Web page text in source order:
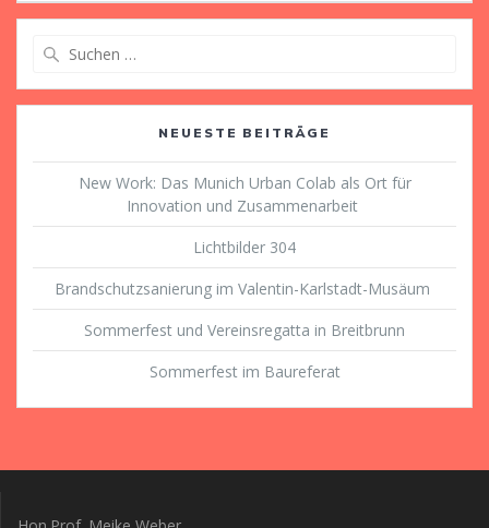
NEUESTE BEITRÄGE
New Work: Das Munich Urban Colab als Ort für
Innovation und Zusammenarbeit
Lichtbilder 304
Brandschutzsanierung im Valentin-Karlstadt-Musäum
Sommerfest und Vereinsregatta in Breitbrunn
Sommerfest im Baureferat